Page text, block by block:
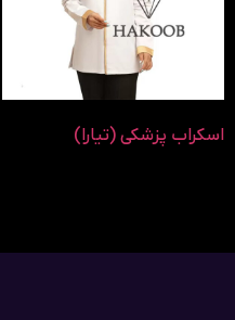
اسکراب پزشکی (تیارا)